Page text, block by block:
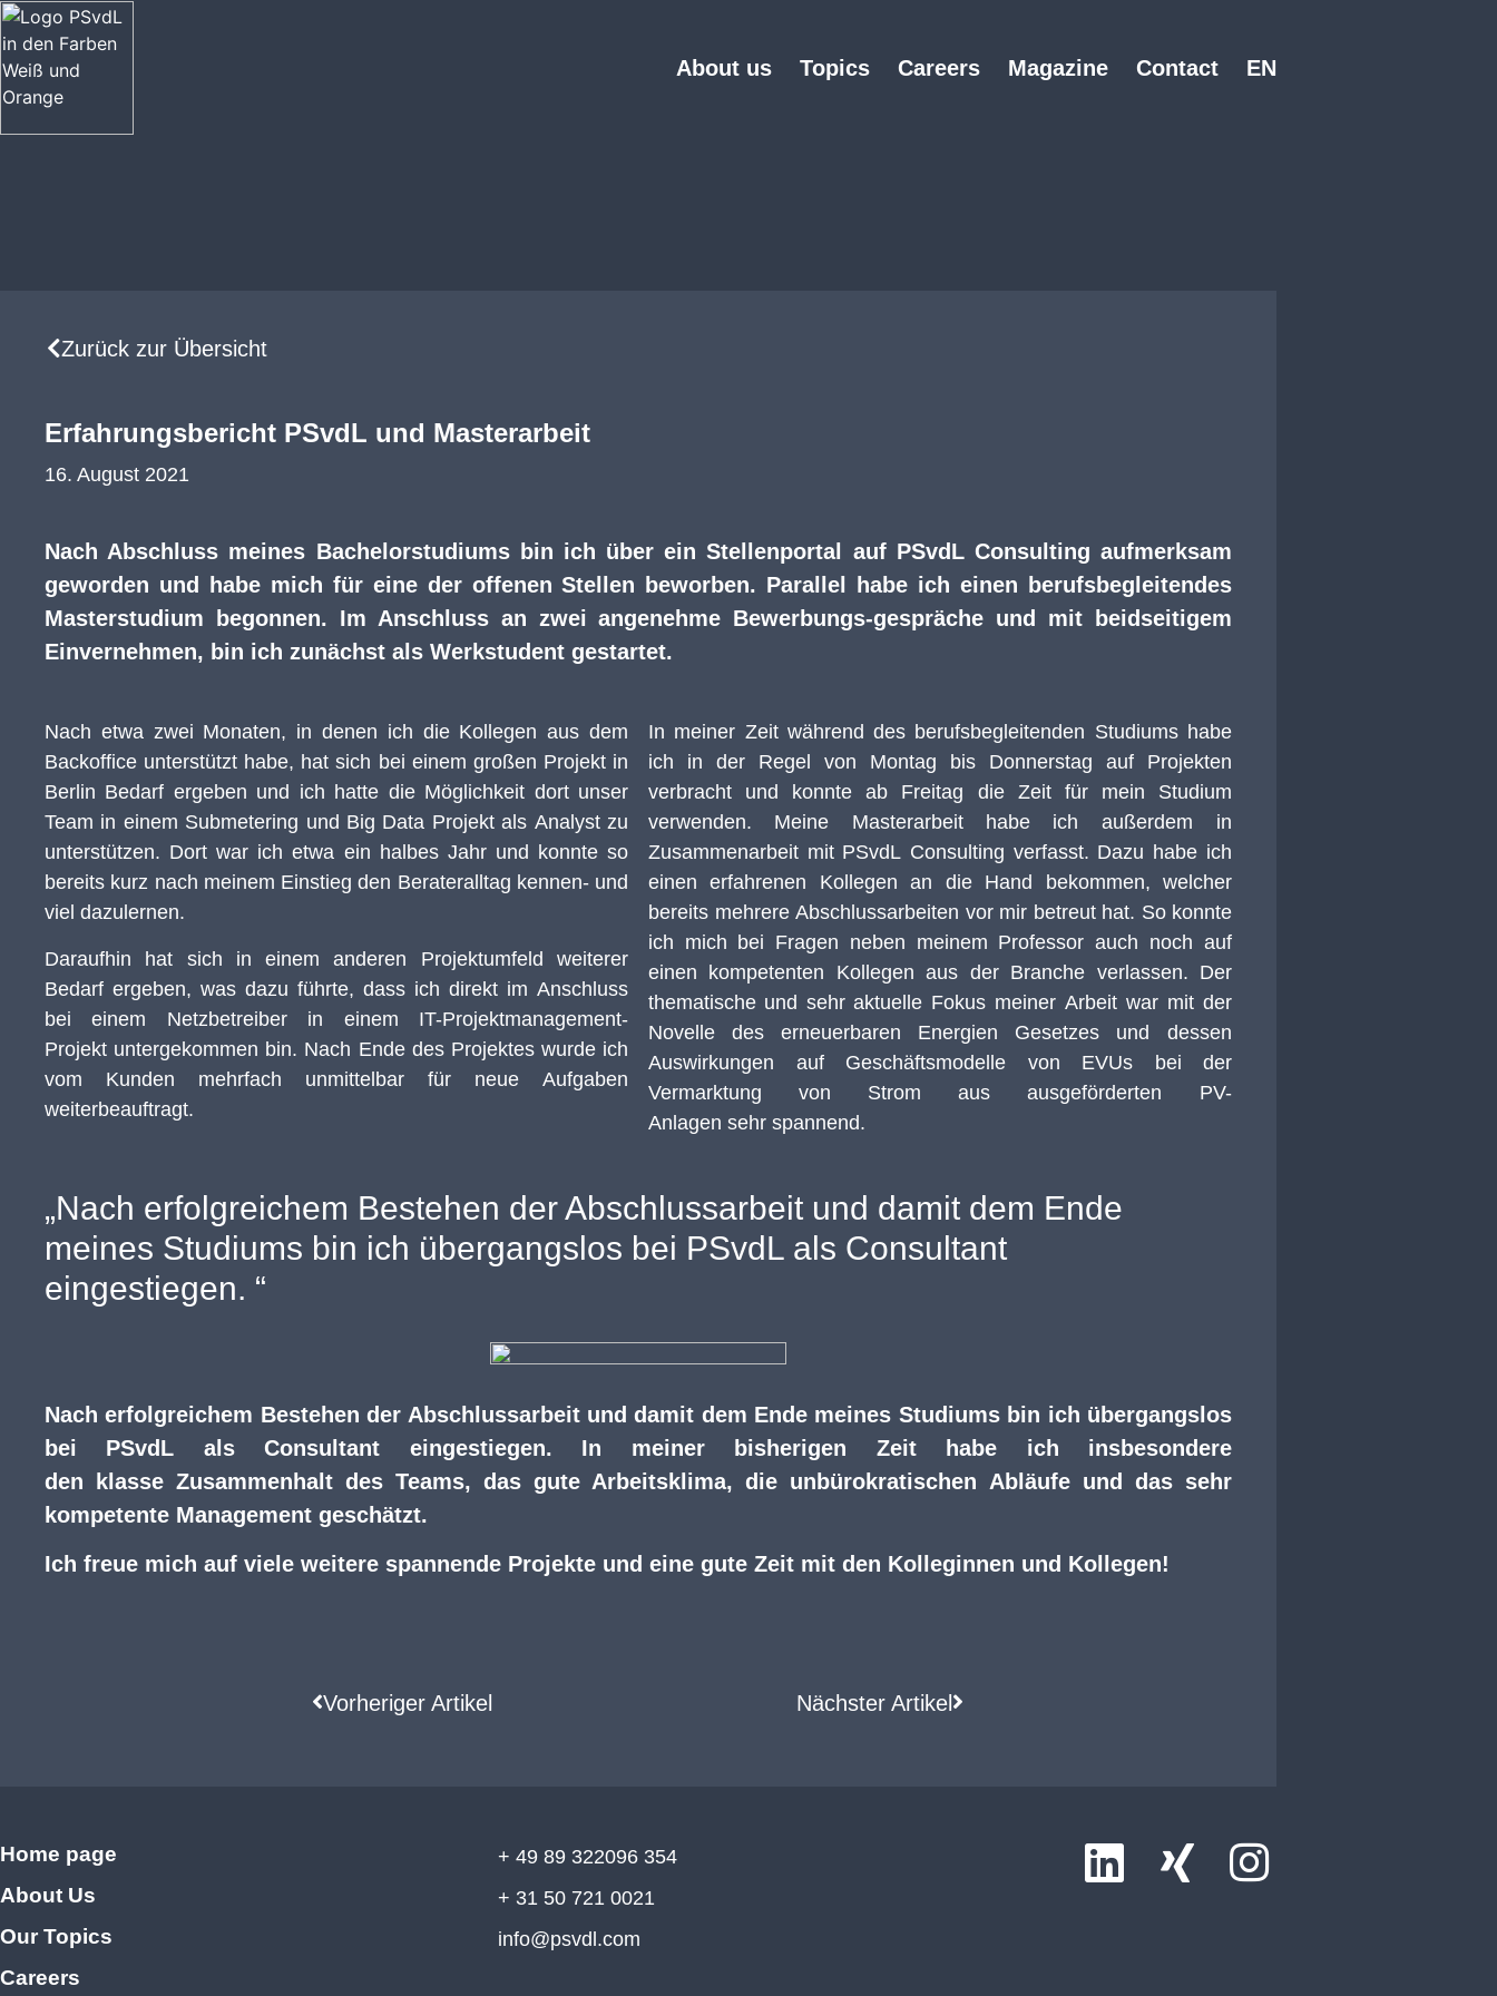
About us Topics Careers Magazine Contact EN
Zurück zur Übersicht
Erfahrungsbericht PSvdL und Masterarbeit
16. August 2021
Nach Abschluss meines Bachelorstudiums bin ich über ein Stellenportal auf PSvdLConsulting aufmerksam
geworden und habe mich für eine der offenen Stellen beworben. Parallel habe ich einen berufsbegleitendes
Masterstudium
begonnen. Im Anschluss an zwei angenehme Bewerbungs-gespräche und mit beidseitigem
Einvernehmen, bin ich zunächst als Werkstudent gestartet.
Nach etwa zwei Monaten, in denen ich die Kollegen aus dem
Backoffice unterstützt habe, hat sich bei einem großen Projekt in
Berlin Bedarf ergeben und ich hatte die Möglichkeit dort unser
Team in einem Submetering und Big Data Projekt als Analyst zu
unterstützen. Dort war ich etwa ein halbes Jahr und konnte so
bereits kurz nach meinem Einstieg den Berateralltag kennen- und
viel dazulernen.
Daraufhin hat sich in einem anderen Projektumfeld weiterer
Bedarf ergeben, was dazu führte, dass ich direkt im Anschluss
bei einem Netzbetreiber in einem IT-Projektmanagement-
Projekt untergekommen bin. Nach Ende des Projektes wurde ich
vom Kunden mehrfach unmittelbar für neue Aufgaben
weiterbeauftragt.
In meiner Zeit während des berufsbegleitenden Studiums habe
ich in der Regel von Montag bis Donnerstag auf Projekten
verbracht und konnte ab Freitag die Zeit für mein Studium
verwenden. Meine Masterarbeit habe ich außerdem in
Zusammenarbeit mit PSvdL Consulting verfasst. Dazu habe ich
einen erfahrenen Kollegen an die Hand bekommen, welcher
bereits mehrere Abschlussarbeiten vor mir betreut hat. So konnte
ich mich bei Fragen neben meinem Professor auch noch auf
einen kompetenten Kollegen aus der Branche verlassen. Der
thematische und sehr aktuelle Fokus meiner Arbeit war mit der
Novelle des erneuerbaren Energien Gesetzes und dessen
Auswirkungen auf Geschäftsmodelle von EVUs bei der
Vermarktung von Strom aus ausgeförderten PV-
Anlagen sehr spannend.
„Nach erfolgreichem Bestehen der Abschlussarbeit und damit dem Ende
meines Studiums bin ich übergangslos bei PSvdL als Consultant
eingestiegen. “
Nach erfolgreichem Bestehen der Abschlussarbeit und damit dem Ende meines Studiums bin ich übergangslos
bei PSvdL als Consultant eingestiegen. In meiner bisherigen Zeit habe ich insbesondere
den klasse Zusammenhalt des Teams, das gute Arbeitsklima, die unbürokratischen Abläufe und das sehr
kompetente Management geschätzt.
Ich freue mich auf viele weitere spannende Projekte und eine gute Zeit mit den Kolleginnen und Kollegen!
Vorheriger Artikel Nächster Artikel
Home page
About Us
Our Topics
Careers
+ 49 89 322096 354
+ 31 50 721 0021
info@psvdl.com